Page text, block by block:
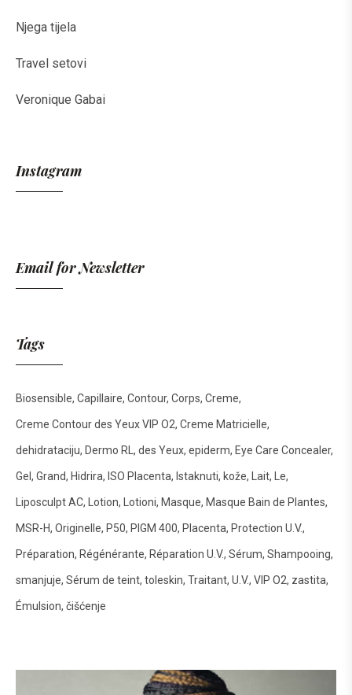
Njega tijela
Travel setovi
Veronique Gabai
Instagram
Email for Newsletter
Tags
Biosensible Capillaire Contour Corps Creme
Creme Contour des Yeux VIP O2 Creme Matricielle
dehidrataciju Dermo RL des Yeux epiderm Eye Care Concealer
Gel Grand Hidrira ISO Placenta Istaknuti kože Lait Le
Liposculpt AC Lotion Lotioni Masque Masque Bain de Plantes
MSR-H Originelle P50 PIGM 400 Placenta Protection U.V.
Préparation Régénérante Réparation U.V. Sérum Shampooing
smanjuje Sérum de teint toleskin Traitant U.V. VIP O2 zastita
Émulsion čišćenje